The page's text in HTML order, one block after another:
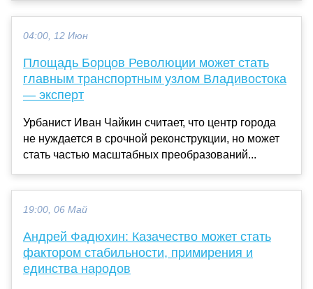
04:00, 12 Июн
Площадь Борцов Революции может стать
главным транспортным узлом Владивостока
— эксперт
Урбанист Иван Чайкин считает, что центр города
не нуждается в срочной реконструкции, но может
стать частью масштабных преобразований...
19:00, 06 Май
Андрей Фадюхин: Казачество может стать
фактором стабильности, примирения и
единства народов